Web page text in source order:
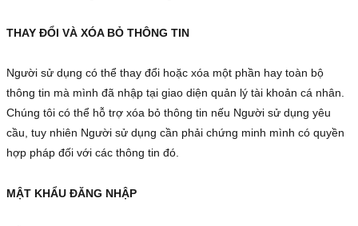
THAY ĐỔI VÀ XÓA BỎ THÔNG TIN
Người sử dụng có thể thay đổi hoặc xóa một phần hay toàn bộ
thông tin mà mình đã nhập tại giao diện quản lý tài khoản cá nhân.
Chúng tôi có thể hỗ trợ xóa bỏ thông tin nếu Người sử dụng yêu
cầu, tuy nhiên Người sử dụng cần phải chứng minh mình có quyền
hợp pháp đối với các thông tin đó.
MẬT KHẨU ĐĂNG NHẬP